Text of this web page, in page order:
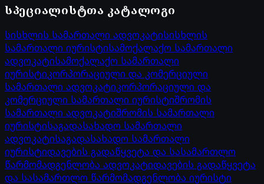
სპეციალისტთა კატალოგი
სისხლის სამართალი ადვოკატისისხლის
სამართალი იურისტისამოქალაქო სამართალი
ადვოკატისამოქალაქო სამართალი
იურისტიკორპორაციული და კომერციული
სამართალი ადვოკატიკორპორაციული და
კომერციული სამართალი იურისტიშრომის
სამართალი ადვოკატიშრომის სამართალი
იურისტისაგადასახადო სამართალი
ადვოკატისაგადასახადო სამართალი
იურისტიდავების გადაწყვეტა და სასამართლო
წარმომადგენლობა ადვოკატიდავების გადაწყვეტა
და სასამართლო წარმომადგენლობა იურისტი